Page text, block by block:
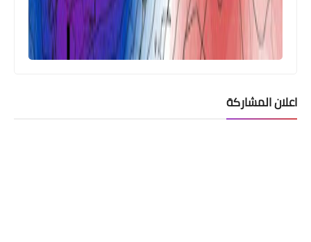
اعلان المشاركة